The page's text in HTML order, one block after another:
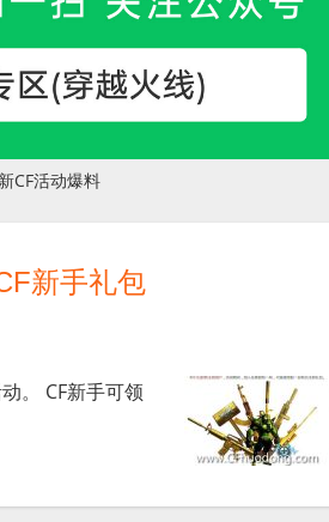
CF活动爆料
新手礼包
。 CF新手可领